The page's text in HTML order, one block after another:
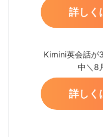
詳しく
Kimini英会話が
中＼8
詳しく